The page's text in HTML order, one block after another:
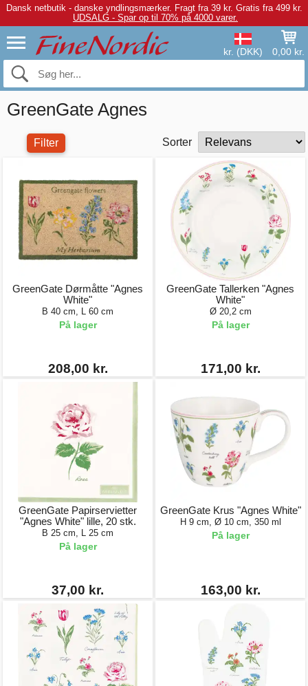
Dansk netbutik - danske yndlingsmærker. Fragt fra 39 kr. Gratis fra 499 kr.
UDSALG - Spar op til 70% på 4000 varer.
kr. (DKK) 0,00 kr.
GreenGate Agnes
Filter Sorter
GreenGate Dørmåtte "Agnes
White"
B 40 cm, L 60 cm
På lager
208,00 kr.
GreenGate Tallerken "Agnes
White"
Ø 20,2 cm
På lager
171,00 kr.
GreenGate Papirservietter
"Agnes White" lille, 20 stk.
B 25 cm, L 25 cm
På lager
37,00 kr.
GreenGate Krus "Agnes White"
H 9 cm, Ø 10 cm, 350 ml
På lager
163,00 kr.